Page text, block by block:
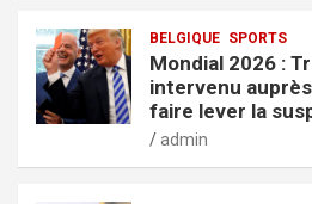
BELGIQUE SPORTS
Mondial 2026 :
intervenu
faire lever la
admin